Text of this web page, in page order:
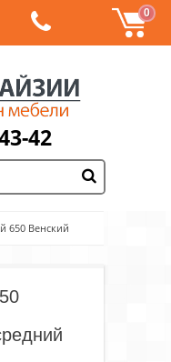
0
42
650 Венский